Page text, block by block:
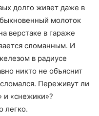
долго живет даже в
молоток
верстаке в гараже
сломанным. И
в радиусе
никто не объяснит
Переживут ли
и «снежики»?
легко.